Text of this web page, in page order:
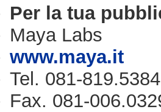
Per la tua
Maya Labs
www.maya.it
Tel. 081-819.5384
Fax. 081-